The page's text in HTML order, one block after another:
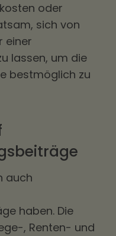
oder
sich von
einer
lassen, um die
bestmöglich zu
auch
haben. Die
, Renten- und